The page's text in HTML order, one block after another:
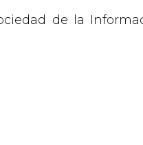
de la